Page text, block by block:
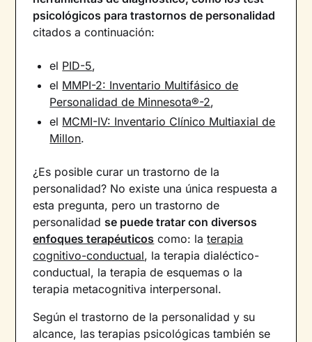
psicológicos para trastornos de personalidad
citados a continuación:
el PID-5,
el MMPI-2: Inventario Multifásico de
Personalidad de Minnesota®-2,
el MCMI-IV: Inventario Clínico Multiaxial de
Millon.
¿Es posible curar un trastorno de la
personalidad? No existe una única respuesta a
esta pregunta, pero un trastorno de
personalidad se puede tratar con diversos
enfoques terapéuticos como: laterapia
cognitivo-conductual, la terapia dialéctico-
conductual, la terapia de esquemas o la
terapia metacognitiva interpersonal.
Según el trastorno de la personalidad y su
alcance, las terapias psicológicas también se